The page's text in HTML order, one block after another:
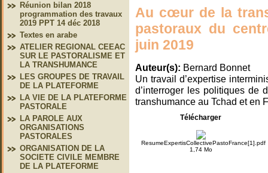
Réunion bilan 2018
programmation des travaux
2019 PPT 14 déc 2018
Textes en arabe
ATELIER REGIONAL CEEAC
SUR LE PASTORALISME ET
LA TRANSHUMANCE
LES GROUPES DE TRAVAIL
DE LA PLATEFORME
LA VIE DE LA PLATEFORME
PASTORALE
LA PAROLE AUX
ORGANISATIONS
PASTORALES
ORGANISATION DE LA
SOCIETE CIVILE MEMBRE
DE LA PLATEFORME
Au cœur de la
pastoraux du
juin 2019
Auteur(s): Bernard Bonnet
Un travail d’expertise
d’interroger les politiques de
transhumance au Tchad et en
Télécharger
ResumeExpertisCollectivePastoFrance[1].pdf
1,74 Mo